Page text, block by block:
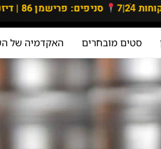
24ֿ|7 סניפים: פרישמן 86 | דיזנגוף 167, תל אביב
סטים מובחרים האקדמיה של